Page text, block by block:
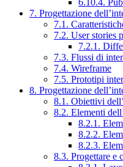
6.10.4.
7. Progettazione
7.1.
7.2. User stories
7.2.1.
7.3. Flussi di
7.4. Wireframe
7.5. Prototipi
8. Progettazione
8.1. Obiettivi
8.2. Elementi
8.2.1.
8.2.2.
8.2.3.
8.3. Progettare e